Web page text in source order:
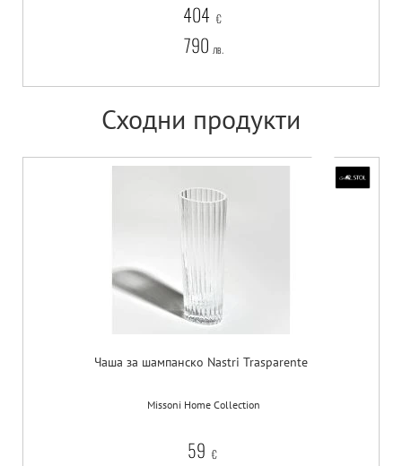
404 €
790 лв.
Сходни продукти
Чаша за шампанско Nastri Trasparente
Missoni Home Collection
59 €